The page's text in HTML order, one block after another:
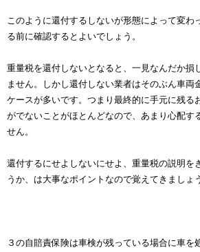
このように還付するしないが形態によって変わ
る前に確認するとよいでしょう。
重量税を還付しないとなると、一見なんだか損
ません。しかし還付しない業者はそのぶん車両
ケースが多いです。つまり最終的に手元に残る
がでないことがほとんどなので、あまり心配す
せん。
還付するにせよしないにせよ、重量税の説明を
うか、は大事なポイントなので覚えてきましょ
３の自賠責保険は車検が残っている場合に車を